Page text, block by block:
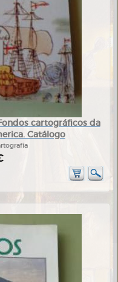
cartográficos da
Catálogo